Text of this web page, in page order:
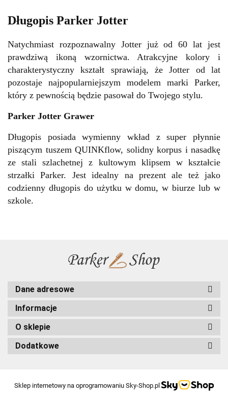
Długopis Parker Jotter
Natychmiast rozpoznawalny Jotter już od 60 lat jest
prawdziwą ikoną wzornictwa. Atrakcyjne kolory i
charakterystyczny kształt sprawiają, że Jotter od lat
pozostaje najpopularniejszym modelem marki Parker,
który z pewnością będzie pasował do Twojego stylu.
Parker Jotter Grawer
Długopis posiada wymienny wkład z super płynnie
piszącym tuszem QUINKflow, solidny korpus i nasadkę
ze stali szlachetnej z kultowym klipsem w kształcie
strzałki Parker. Jest idealny na prezent ale też jako
codzienny długopis do użytku w domu, w biurze lub w
szkole.
Dane adresowe
Informacje
O sklepie
Dodatkowe
Sklep internetowy na oprogramowaniu Sky-Shop.pl